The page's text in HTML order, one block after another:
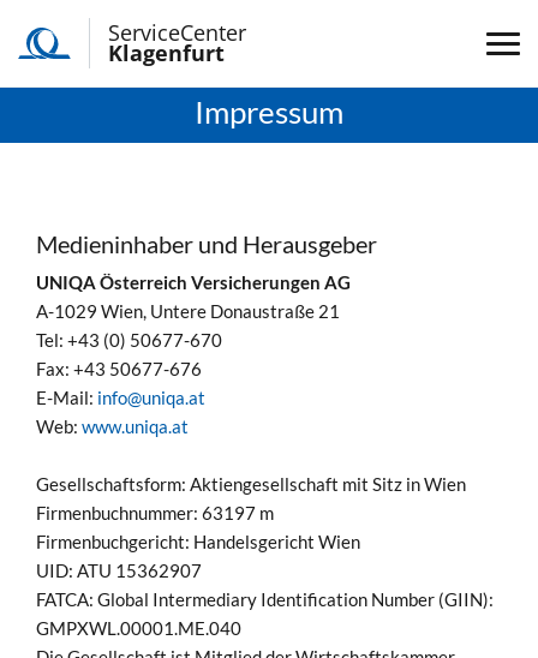
ServiceCenter
Klagenfurt
Impressum
Medieninhaber und Herausgeber
UNIQA Österreich Versicherungen AG
A-1029 Wien, Untere Donaustraße 21
Tel: +43 (0) 50677-670
Fax: +43 50677-676
E-Mail: info@uniqa.at
Web: www.uniqa.at
Gesellschaftsform: Aktiengesellschaft mit Sitz in Wien
Firmenbuchnummer: 63197 m
Firmenbuchgericht: Handelsgericht Wien
UID: ATU 15362907
FATCA: Global Intermediary Identification Number (GIIN):
GMPXWL.00001.ME.040